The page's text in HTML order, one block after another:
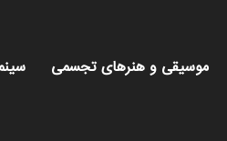
موسیقی و هنرهای تجسمی